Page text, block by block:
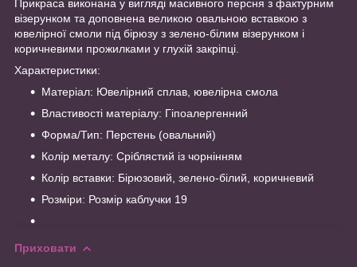
Прикраса виконана у вигляді масивного персня з фактурним
візерунком та доповнена великою овальною вставкою з
ювелірної смоли під бірюзу з зелено-білим візерунком і
коричневими прожилками у глухій закріпці.
Характеристики:
Матеріал: Ювелірний сплав, ювелірна смола
Властивості матеріалу: Гіпоалергенний
Форма/Тип: Перстень (овальний)
Колір металу: Сріблястий із чорнінням
Колір вставки: Бірюзовий, зелено-білий, коричневий
Розміри: Розмір каблучки 19
Приховати